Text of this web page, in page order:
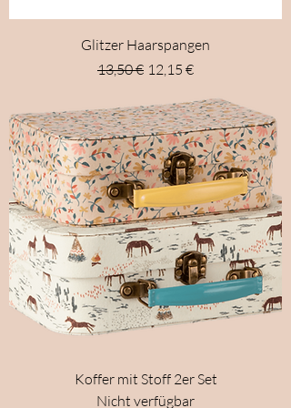
Glitzer Haarspangen
Standardpreis
13,50 € Sale-Preis
12,15 €
Koffer mit Stoff 2er Set
Nicht verfügbar